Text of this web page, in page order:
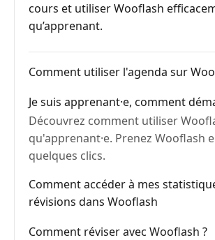
cours et utiliser Wooflash
qu’apprenant.
Comment utiliser l'agenda sur
Je suis apprenant·e, comment
Découvrez comment utiliser
qu'apprenant·e. Prenez Wooflash
quelques clics.
Comment accéder à mes
révisions dans Wooflash
Comment réviser avec Wooflash ?